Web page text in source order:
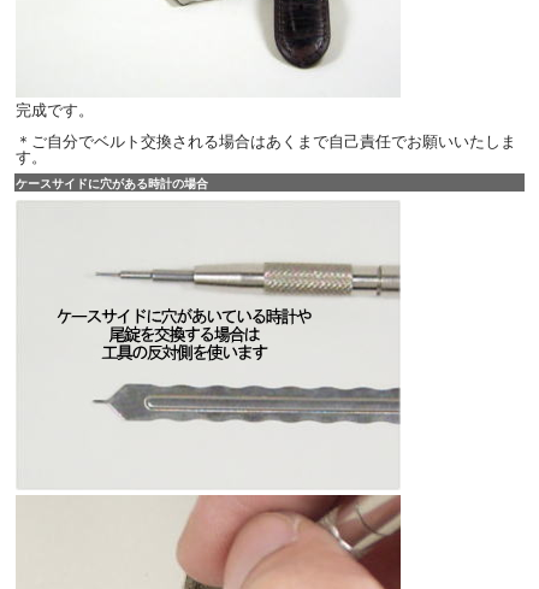
完成です。
＊ご自分でベルト交換される場合はあくまで自己責任でお願いいたしま
す。
ケースサイドに穴がある時計の場合